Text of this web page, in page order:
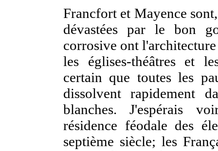
Francfort et Mayence
dévastées par le bon
corrosive ont
les églises-théâtres et
certain que toutes les
dissolvent rapidement
blanches. J'espérais
résidence féodale des
septième siècle; les